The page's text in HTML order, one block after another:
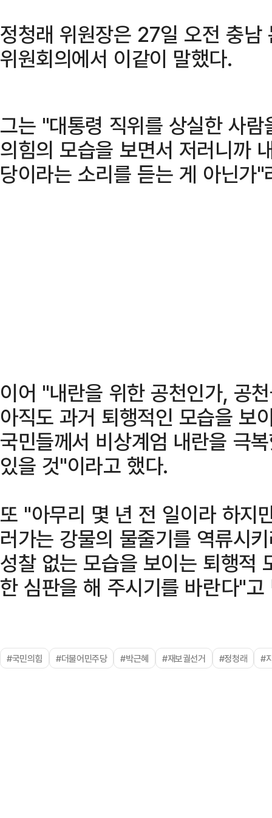
정청래 위원장은 27일 오전 충남
위원회의에서 이같이 말했다.
그는 "대통령 직위를 상실한 사
의힘의 모습을 보면서 저러니까
당이라는 소리를 듣는 게 아닌가
이어 "내란을 위한 공천인가, 공
아직도 과거 퇴행적인 모습을 보
국민들께서 비상계엄 내란을 극
있을 것"이라고 했다.
또 "아무리 몇 년 전 일이라 하지
러가는 강물의 물줄기를 역류시
성찰 없는 모습을 보이는 퇴행적
한 심판을 해 주시기를 바란다"고
#국민의힘 #더불어민주당 #박근혜 #재보궐선거 #정청래 #